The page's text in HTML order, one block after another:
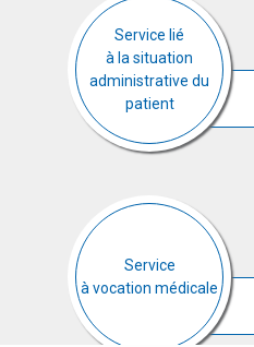
Service lié
à la situation
administrative du
patient
Service
à vocation médicale